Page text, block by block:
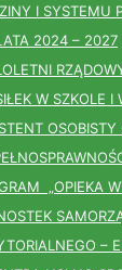
I SYSTEMU
2024 – 2027
W SZKOLE I
OSOBISTY
„OPIEKA
–